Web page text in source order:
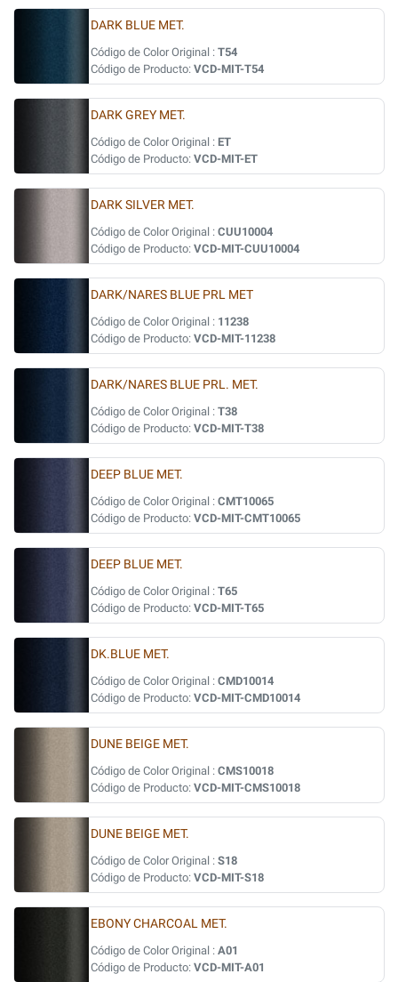
DARK BLUE MET.
Código de Color Original : T54
Código de Producto: VCD-MIT-T54
DARK GREY MET.
Código de Color Original : ET
Código de Producto: VCD-MIT-ET
DARK SILVER MET.
Código de Color Original : CUU10004
Código de Producto: VCD-MIT-CUU10004
DARK/NARES BLUE PRL MET
Código de Color Original : 11238
Código de Producto: VCD-MIT-11238
DARK/NARES BLUE PRL. MET.
Código de Color Original : T38
Código de Producto: VCD-MIT-T38
DEEP BLUE MET.
Código de Color Original : CMT10065
Código de Producto: VCD-MIT-CMT10065
DEEP BLUE MET.
Código de Color Original : T65
Código de Producto: VCD-MIT-T65
DK.BLUE MET.
Código de Color Original : CMD10014
Código de Producto: VCD-MIT-CMD10014
DUNE BEIGE MET.
Código de Color Original : CMS10018
Código de Producto: VCD-MIT-CMS10018
DUNE BEIGE MET.
Código de Color Original : S18
Código de Producto: VCD-MIT-S18
EBONY CHARCOAL MET.
Código de Color Original : A01
Código de Producto: VCD-MIT-A01